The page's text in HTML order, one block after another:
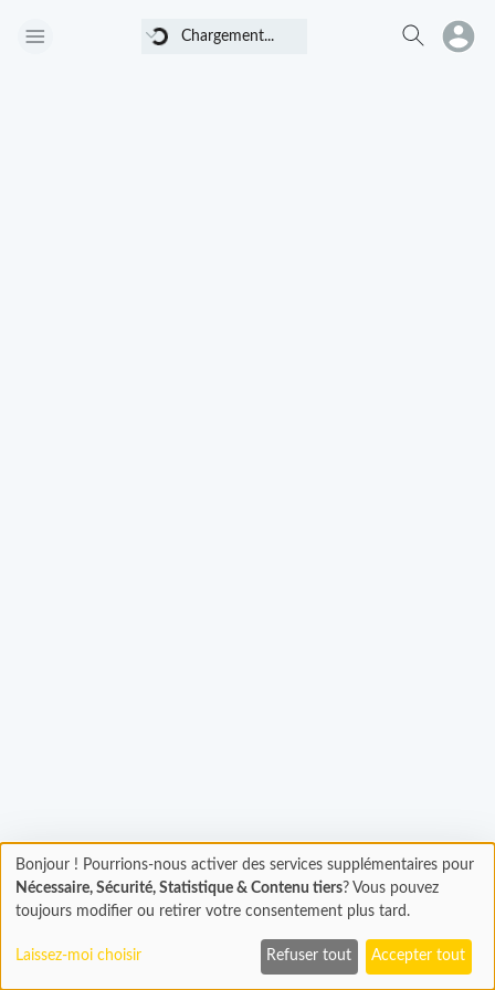
Chargement... Chargement...
Chargement
En cours...
Bonjour ! Pourrions-nous activer des services supplémentaires pour
Nécessaire, Sécurité, Statistique & Contenu tiers? Vous pouvez
toujours modifier ou retirer votre consentement plus tard.
Laissez-moi choisir Refuser tout Accepter tout